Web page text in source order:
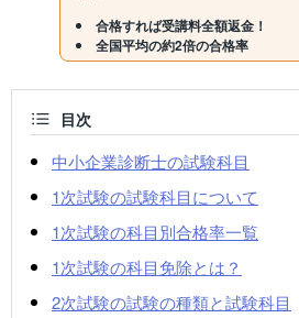
合格すれば受講料全額返金！
全国平均の約2倍の合格率
目次
中小企業診断士の試験科目
1次試験の試験科目について
1次試験の科目別合格率一覧
1次試験の科目免除とは？
2次試験の試験の種類と試験科目